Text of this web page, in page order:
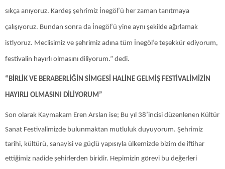
sıkça anıyoruz. Kardeş şehrimiz İnegöl’ü her zaman tanıtmaya
çalışıyoruz. Bundan sonra da İnegöl’ü yine aynı şekilde ağırlamak
istiyoruz. Meclisimiz ve şehrimiz adına tüm İnegöl’e teşekkür ediyorum,
festivalin hayırlı olmasını diliyorum.” dedi.
“BİRLİK VE BERABERLİĞİN SİMGESİ HALİNE GELMİŞ FESTİVALİMİZİN
HAYIRLI OLMASINI DİLİYORUM”
Son olarak Kaymakam Eren Arslan ise; Bu yıl 38’incisi düzenlenen Kültür
Sanat Festivalimizde bulunmaktan mutluluk duyuyorum. Şehrimiz
tarihi, kültürü, sanayisi ve güçlü yapısıyla ülkemizde bizim de iftihar
ettiğimiz nadide şehirlerden biridir. Hepimizin görevi bu değerleri